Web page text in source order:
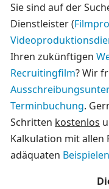
Sie sind auf der
Dienstleister (
Ihren zukünftigen
Recruitingfilm? Wir
Terminbuchung.
Schritten kostenlos
Kalkulation mit allen
adäquaten Beispielen